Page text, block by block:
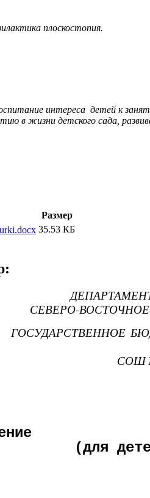
плоскостопия.
интереса детей к
в жизни детского сада,
Размер
35.53 КБ
СЕВЕРО-
ГОСУДАРСТВЕННОЕ
СОШ №
второй